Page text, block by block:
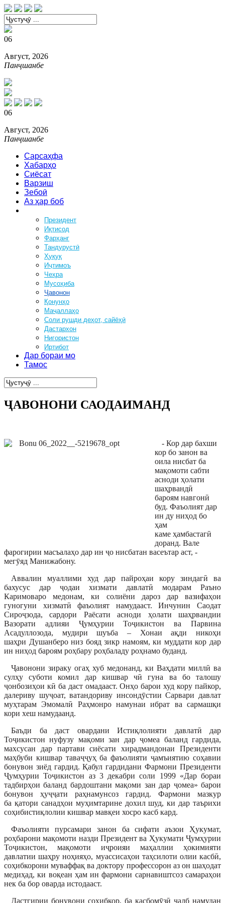
06
Август, 2026
Панҷшанбе
06
Август, 2026
Панҷшанбе
Сарсаҳфа
Хабарҳо
Сиёсат
Варзиш
Зебоӣ
Аз ҳар боб
Президент
Иқтисод
Фарҳанг
Тандурустӣ
Ҳуқуқ
Иҷтимоъ
Чеҳра
Мусоҳиба
Ҷавонон
Қонунҳо
Маҷаллаҳо
Соли рушди деҳот, сайёҳӣ
Дастархон
Нигористон
Иртибот
Дар бораи мо
Тамос
ҶАВОНОНИ САОДАИМАНД
- Кор дар бахши
кор бо занон ва
оила нисбат ба
мақомоти сабти
асноди ҳолати
шаҳрвандӣ
бароям навгонӣ
буд. Фаъолият дар
ин ду ниҳод бо
ҳам
каме ҳамбастагӣ
доранд. Вале
фарогирии масъалаҳо дар ин ҷо нисбатан васеътар аст, -
мегӯяд Манижабону.
Аввалин муаллими худ дар пайроҳаи кору зиндагӣ ва
бахусус дар ҷодаи хизмати давлатӣ модарам Раъно
Каримоваро медонам, ки солиёни дароз дар вазифаҳои
гуногуни хизматӣ фаъолият намудааст. Инчунин Саодат
Сироҷзода, сардори Раёсати асноди ҳолати шаҳрвандии
Вазорати адлияи Ҷумҳурии Тоҷикистон ва Парвина
Асадуллозода, мудири шуъба – Хонаи ақди никоҳи
шаҳри Душанберо низ бояд зикр намоям, ки муддати кор дар
ин ниҳод бароям роҳбару роҳбаладу роҳнамо буданд.
Ҷавонони зираку огаҳ хуб медонанд, ки Ваҳдати миллӣ ва
сулҳу суботи комил дар кишвар чӣ гуна ва бо талошу
ҷонбозиҳои кӣ ба даст омадааст. Онҳо барои худ кору пайкор,
далериву шуҷоат, ватандориву инсондӯстии Сарвари давлат
муҳтарам Эмомалӣ Раҳмонро намунаи ибрат ва сармашқи
кори хеш намудаанд.
Баъди ба даст овардани Истиқлолияти давлатӣ дар
Тоҷикистон нуфузу мақоми зан дар ҷомеа баланд гардида,
махсусан дар партави сиёсати хирадмандонаи Президенти
маҳбуби кишвар таваҷҷуҳ ба фаъолияти ҷамъиятию соҳавии
бонувон зиёд гардид. Қабул гардидани Фармони Президенти
Ҷумҳурии Тоҷикистон аз 3 декабри соли 1999 «Дар бораи
тадбирҳои баланд бардоштани мақоми зан дар ҷомеа» барои
бонувон ҳуҷҷати раҳнамунсоз гардид. Фармони мазкур
ба қатори санадҳои муҳимтарине дохил шуд, ки дар таърихи
соҳибистиқлолии кишвар мавқеи хосро касб кард.
Фаъолияти пурсамари занон ба сифати аъзои Ҳукумат,
роҳбарони мақомоти назди Президент ва Ҳукумати Ҷумҳурии
Тоҷикистон, мақомоти иҷроияи маҳаллии ҳокимияти
давлатии шаҳру ноҳияҳо, муассисаҳои таҳсилоти олии касбӣ,
соҳибкорони муваффақ ва доктору профессорон аз он шаҳодат
медиҳад, ки воқеан ҳам ин фармони сарнавиштсоз самараҳои
нек ба бор оварда истодааст.
Дастгирии бонувони соҳибкор, ба касбомӯзӣ ҷалб намудан